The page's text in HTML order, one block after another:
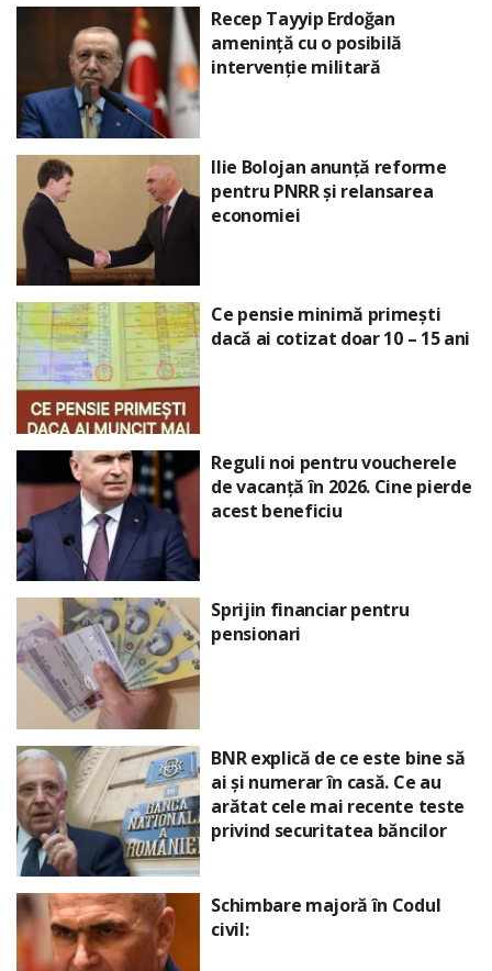
Recep Tayyip Erdoğan
amenință cu o posibilă
intervenție militară
Ilie Bolojan anunță reforme
pentru PNRR și relansarea
economiei
Ce pensie minimă primești
dacă ai cotizat doar 10 – 15 ani
Reguli noi pentru voucherele
de vacanță în 2026. Cine pierde
acest beneficiu
Sprijin financiar pentru
pensionari
BNR explică de ce este bine să
ai și numerar în casă. Ce au
arătat cele mai recente teste
privind securitatea băncilor
Schimbare majoră în Codul
civil: